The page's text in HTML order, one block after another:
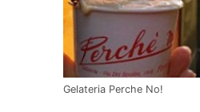
Gelateria Perche No!